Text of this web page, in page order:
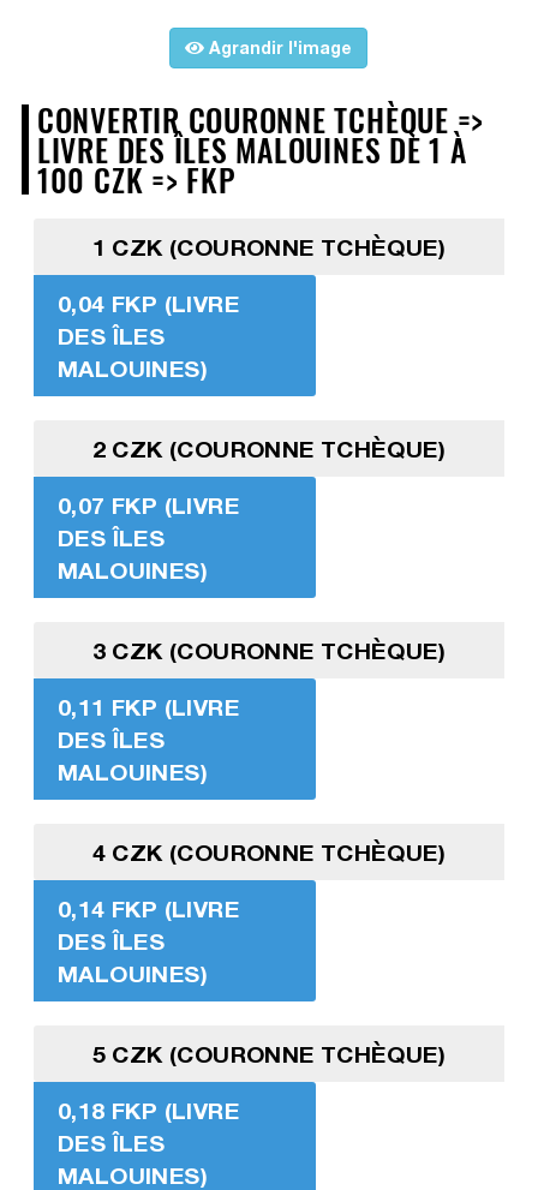
Agrandir l'image
CONVERTIR COURONNE TCHÈQUE =>
LIVRE DES ÎLES MALOUINES DE 1 À
100 CZK => FKP
1 CZK (COURONNE TCHÈQUE)
0,04 FKP (LIVRE
DES ÎLES
MALOUINES)
2 CZK (COURONNE TCHÈQUE)
0,07 FKP (LIVRE
DES ÎLES
MALOUINES)
3 CZK (COURONNE TCHÈQUE)
0,11 FKP (LIVRE
DES ÎLES
MALOUINES)
4 CZK (COURONNE TCHÈQUE)
0,14 FKP (LIVRE
DES ÎLES
MALOUINES)
5 CZK (COURONNE TCHÈQUE)
0,18 FKP (LIVRE
DES ÎLES
MALOUINES)